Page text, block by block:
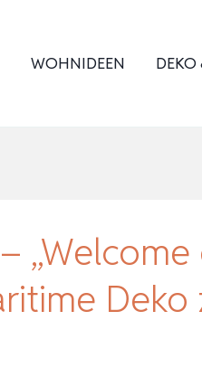
WOHNIDEEN DEKO